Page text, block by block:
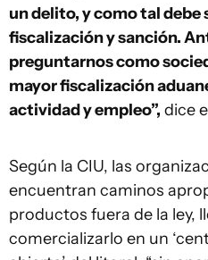
un delito, y como tal debe
fiscalización y sanción.
preguntarnos como
mayor fiscalización
actividad y empleo”, dice
Según la CIU, las
encuentran caminos
productos fuera de la ley,
comercializarlo en un